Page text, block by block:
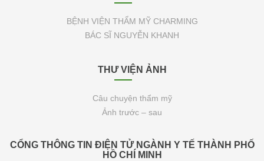
BỆNH VIỆN THẨM MỸ CHARMING
BÁC SĨ NGUYỄN KHANH
THƯ VIỆN ẢNH
Câu chuyện thẩm mỹ
Ảnh trước – sau
CỔNG THÔNG TIN ĐIỆN TỬ NGÀNH Y TẾ THÀNH PHỐ
HỒ CHÍ MINH